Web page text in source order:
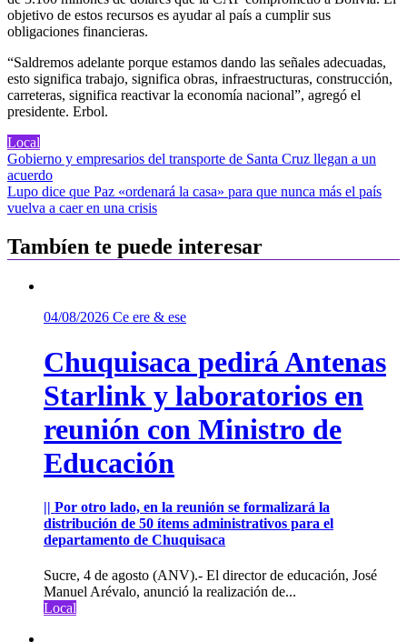
objetivo de estos recursos es ayudar al país a cumplir sus
obligaciones financieras.
“Saldremos adelante porque estamos dando las señales adecuadas,
esto significa trabajo, significa obras, infraestructuras, construcción,
carreteras, significa reactivar la economía nacional”, agregó el
presidente. Erbol.
Local
Navegación
de
entradas
Gobierno y empresarios del transporte de Santa Cruz llegan a un
acuerdo
Lupo dice que Paz «ordenará la casa» para que nunca más el país
vuelva a caer en una crisis
Tambíen te puede interesar
04/08/2026 Ce ere & ese
Chuquisaca pedirá Antenas
Starlink y laboratorios en
reunión con Ministro de
Educación
|| Por otro lado, en la reunión se formalizará la
distribución de 50 ítems administrativos para el
departamento de Chuquisaca
Sucre, 4 de agosto (ANV).- El director de educación, José
Manuel Arévalo, anunció la realización de...
Local